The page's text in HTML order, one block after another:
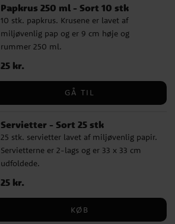
Papkrus 250 ml - Sort 10 stk
10 stk. papkrus. Krusene er lavet af
miljøvenlig pap og er 9 cm høje og
rummer 250 ml.
Pris:25 kr.
25 kr.
GÅ TIL
Servietter - Sort 25 stk
25 stk. servietter lavet af miljøvenlig papir.
Servietterne er 2-lags og er 33 x 33 cm
udfoldede.
Pris:25 kr.
25 kr.
KØB